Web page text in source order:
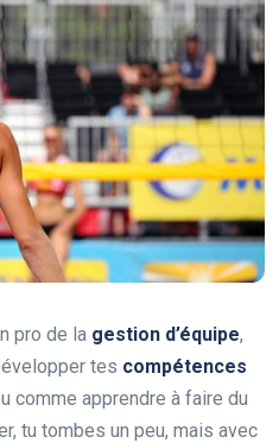
pro de la gestion d’équipe,
tes compétences
comme apprendre à faire du
tu tombes un peu, mais avec